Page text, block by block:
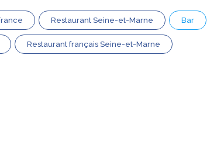
Restaurant Seine-et-Marne Bar
Restaurant français Seine-et-Marne